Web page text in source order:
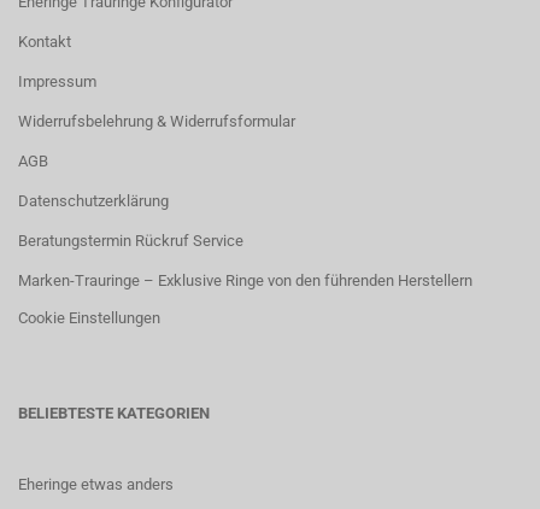
Kontakt
Impressum
Widerrufsbelehrung & Widerrufsformular
AGB
Datenschutzerklärung
Beratungstermin Rückruf Service
Marken-Trauringe – Exklusive Ringe von den führenden Herstellern
Cookie Einstellungen
BELIEBTESTE KATEGORIEN
Eheringe etwas anders